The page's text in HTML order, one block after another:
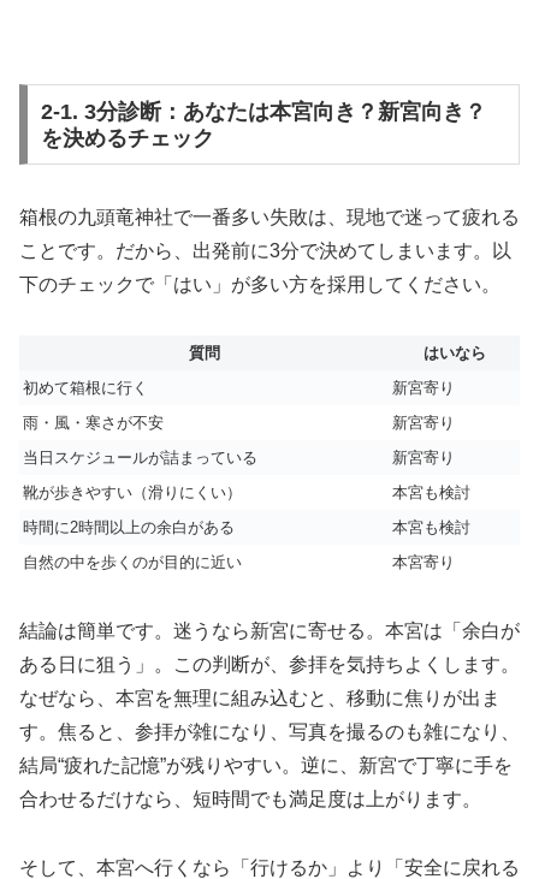
2-1. 3分診断：あなたは本宮向き？新宮向き？
を決めるチェック
箱根の九頭竜神社で一番多い失敗は、現地で迷って疲れる
ことです。だから、出発前に3分で決めてしまいます。以
下のチェックで「はい」が多い方を採用してください。
質問
はいなら
初めて箱根に行く
新宮寄り
雨・風・寒さが不安
新宮寄り
当日スケジュールが詰まっている
新宮寄り
靴が歩きやすい（滑りにくい）
本宮も検討
時間に2時間以上の余白がある
本宮も検討
自然の中を歩くのが目的に近い
本宮寄り
結論は簡単です。迷うなら新宮に寄せる。本宮は「余白が
ある日に狙う」。この判断が、参拝を気持ちよくします。
なぜなら、本宮を無理に組み込むと、移動に焦りが出ま
す。焦ると、参拝が雑になり、写真を撮るのも雑になり、
結局“疲れた記憶”が残りやすい。逆に、新宮で丁寧に手を
合わせるだけなら、短時間でも満足度は上がります。
そして、本宮へ行くなら「行けるか」より「安全に戻れる